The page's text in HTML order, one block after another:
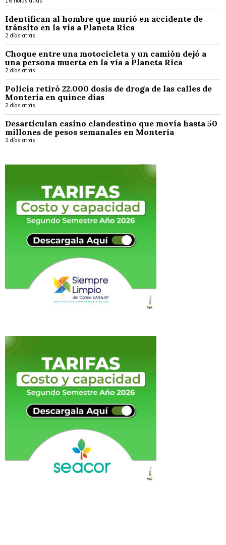
Identifican al hombre que murió en accidente de
tránsito en la vía a Planeta Rica
2 días atrás
Choque entre una motocicleta y un camión dejó a
una persona muerta en la vía a Planeta Rica
2 días atrás
Policía retiró 22.000 dosis de droga de las calles de
Montería en quince días
2 días atrás
Desarticulan casino clandestino que movía hasta 50
millones de pesos semanales en Montería
2 días atrás